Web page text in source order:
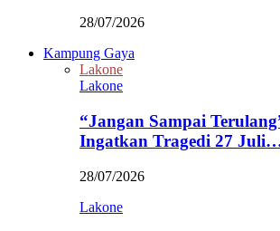
28/07/2026
Kampung Gaya
Lakone
Lakone
“Jangan Sampai
Ingatkan Tragedi 27
28/07/2026
Lakone